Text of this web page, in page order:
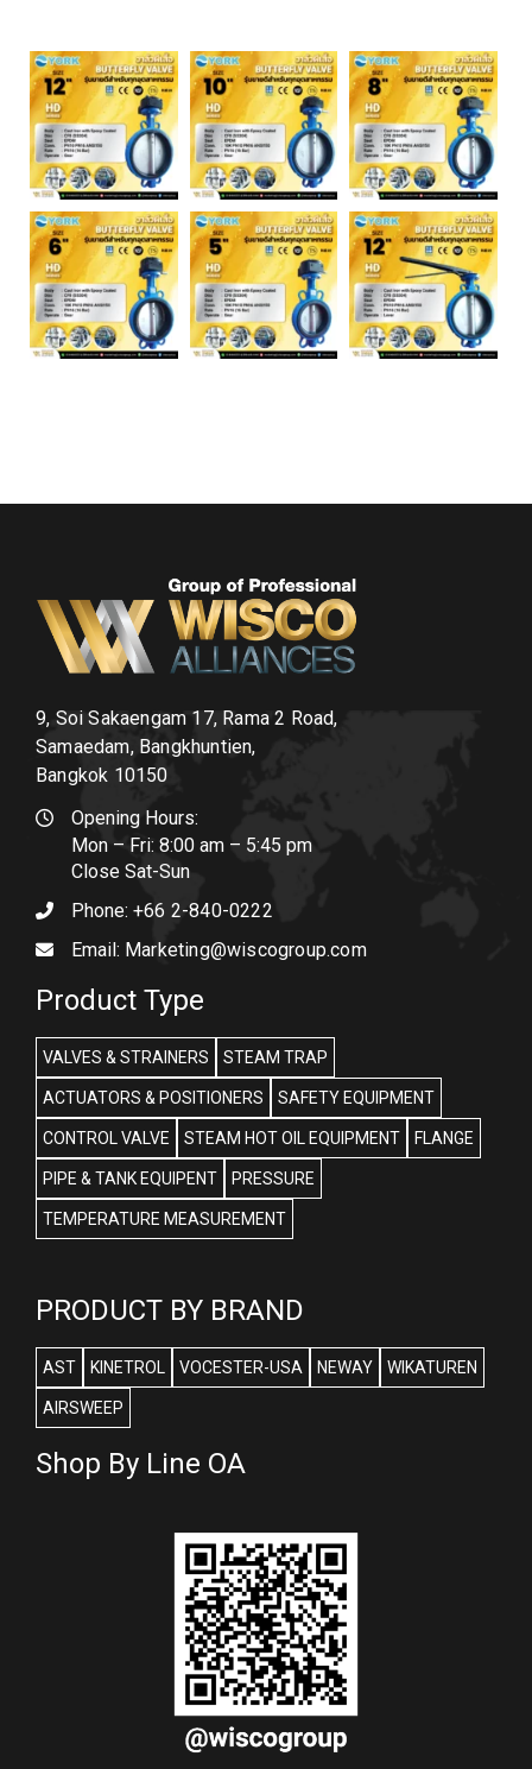
9, Soi Sakaengam 17, Rama 2 Road,
Samaedam, Bangkhuntien,
Bangkok 10150
Opening Hours:
Mon – Fri: 8:00 am – 5:45 pm
Close Sat-Sun
Phone: +66 2-840-0222
Email: Marketing@wiscogroup.com
Product Type
VALVES & STRAINERS STEAM TRAP
ACTUATORS & POSITIONERS SAFETY EQUIPMENT
CONTROL VALVE STEAM HOT OIL EQUIPMENT FLANGE
PIPE & TANK EQUIPENT PRESSURE
TEMPERATURE MEASUREMENT
PRODUCT BY BRAND
AST KINETROL VOCESTER-USA NEWAY WIKATUREN
AIRSWEEP
Shop By Line OA